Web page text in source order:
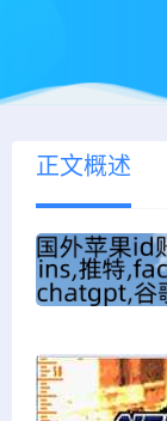
正文概述